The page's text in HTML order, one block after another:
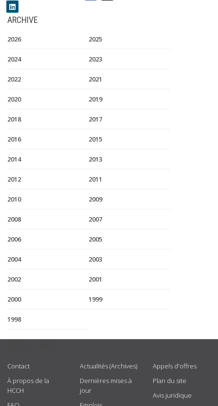
ARCHIVE
2026 2025
2024 2023
2022 2021
2020 2019
2018 2017
2016 2015
2014 2013
2012 2011
2010 2009
2008 2007
2006 2005
2004 2003
2002 2001
2000 1999
1998
Contact
À propos de la
HCCH
Actualités (Archives)
Dernières mises à
jour
Appels d'offres
Plan du site
Avis juridique